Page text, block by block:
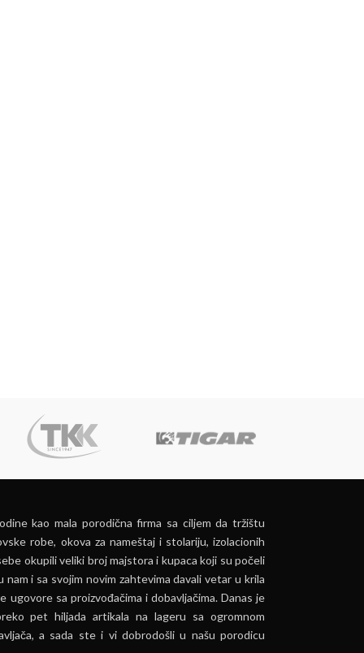
kao mala porodična firma sa ciljem da tržištu
robe, okova za nameštaj i stolariju, izolacionih
okupili veliki broj majstora i kupaca koji su počeli
i sa svojim novim zahtevima davali vetar u krila
sa proizvođačima i dobavljačima. Danas je
pet hiljada artikala na lageru sa ogromnom
a sada ste i vi dobrodošli u našu porodicu